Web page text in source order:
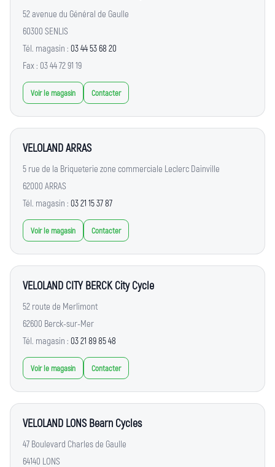
52 avenue du Général de Gaulle
60300 SENLIS
Tél. magasin : 03 44 53 68 20
Fax : 03 44 72 91 19
Voir le magasin Contacter
VELOLAND ARRAS
5 rue de la Briqueterie zone commerciale Leclerc Dainville
62000 ARRAS
Tél. magasin : 03 21 15 37 87
Voir le magasin Contacter
VELOLAND CITY BERCK City Cycle
52 route de Merlimont
62600 Berck-sur-Mer
Tél. magasin : 03 21 89 85 48
Voir le magasin Contacter
VELOLAND LONS Bearn Cycles
47 Boulevard Charles de Gaulle
64140 LONS